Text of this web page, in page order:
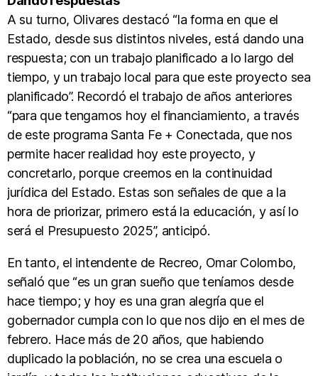
A su turno, Olivares destacó “la forma en que el
Estado, desde sus distintos niveles, está dando una
respuesta; con un trabajo planificado a lo largo del
tiempo, y un trabajo local para que este proyecto sea
planificado”. Recordó el trabajo de años anteriores
“para que tengamos hoy el financiamiento, a través
de este programa Santa Fe + Conectada, que nos
permite hacer realidad hoy este proyecto, y
concretarlo, porque creemos en la continuidad
jurídica del Estado. Estas son señales de que a la
hora de priorizar, primero está la educación, y así lo
será el Presupuesto 2025”, anticipó.
En tanto, el intendente de Recreo, Omar Colombo,
señaló que “es un gran sueño que teníamos desde
hace tiempo; y hoy es una gran alegría que el
gobernador cumpla con lo que nos dijo en el mes de
febrero. Hace más de 20 años, que habiendo
duplicado la población, no se crea una escuela o